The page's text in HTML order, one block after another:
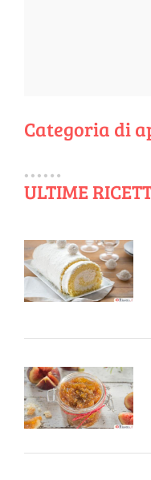
Categoria di
ULTIME